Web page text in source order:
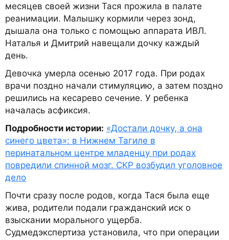
месяцев своей жизни Тася прожила в палате
реанимации. Малышку кормили через зонд,
дышала она только с помощью аппарата ИВЛ.
Наталья и Дмитрий навещали дочку каждый
день.
Девочка умерла осенью 2017 года. При родах
врачи поздно начали стимуляцию, а затем поздно
решились на кесарево сечение. У ребенка
началась асфиксия.
Подробности истории: «Достали дочку, а она
синего цвета»: в Нижнем Тагиле в
перинатальном центре младенцу при родах
повредили спинной мозг. СКР возбудил уголовное
дело
Почти сразу после родов, когда Тася была еще
жива, родители подали гражданский иск о
взыскании морального ущерба.
Судмедэкспертиза установила, что при операции